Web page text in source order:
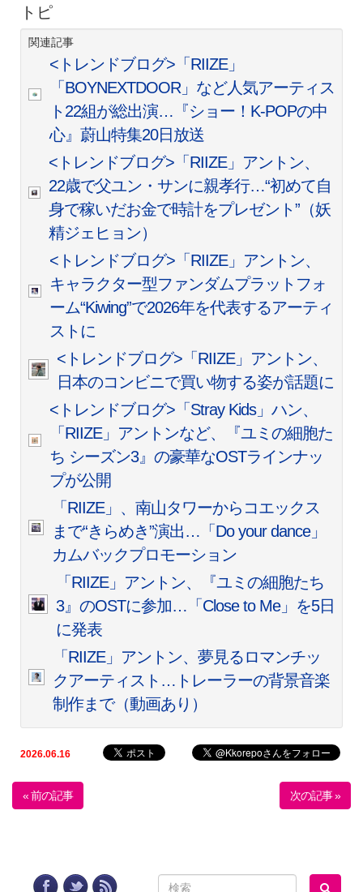
トピ
関連記事
<トレンドブログ>「RIIZE」
「BOYNEXTDOOR」など人気アーティス
ト22組が総出演…『ショー！K-POPの中
心』蔚山特集20日放送
<トレンドブログ>「RIIZE」アントン、
22歳で父ユン・サンに親孝行…“初めて自
身で稼いだお金で時計をプレゼント”（妖
精ジェヒョン）
<トレンドブログ>「RIIZE」アントン、
キャラクター型ファンダムプラットフォ
ーム“Kiwing”で2026年を代表するアーティ
ストに
<トレンドブログ>「RIIZE」アントン、
日本のコンビニで買い物する姿が話題に
<トレンドブログ>「Stray Kids」ハン、
「RIIZE」アントンなど、『ユミの細胞た
ち シーズン3』の豪華なOSTラインナッ
プが公開
「RIIZE」、南山タワーからコエックス
まで“きらめき”演出…「Do your dance」
カムバックプロモーション
「RIIZE」アントン、『ユミの細胞たち
3』のOSTに参加…「Close to Me」を5日
に発表
「RIIZE」アントン、夢見るロマンチッ
クアーティスト…トレーラーの背景音楽
制作まで（動画あり）
2026.06.16
« 前の記事 次の記事 »